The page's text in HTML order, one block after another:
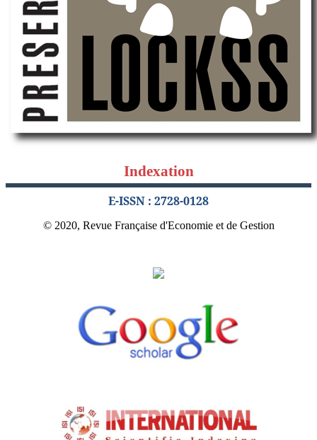
Indexation
E-ISSN : 2728-0128
© 2020, Revue Française d'Economie et de Gestion